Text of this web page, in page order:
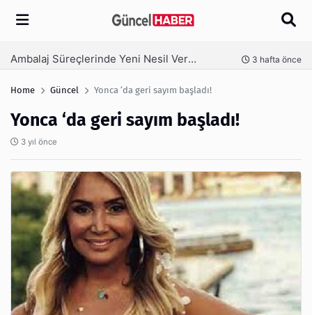
Arama
Ambalaj Süreçlerinde Yeni Nesil Verimliliği Olimpack ile Yakalayın 3 hafta önce
Home Güncel Yonca ‘da geri sayım başladı!
Yonca ‘da geri sayım başladı!
3 yıl önce